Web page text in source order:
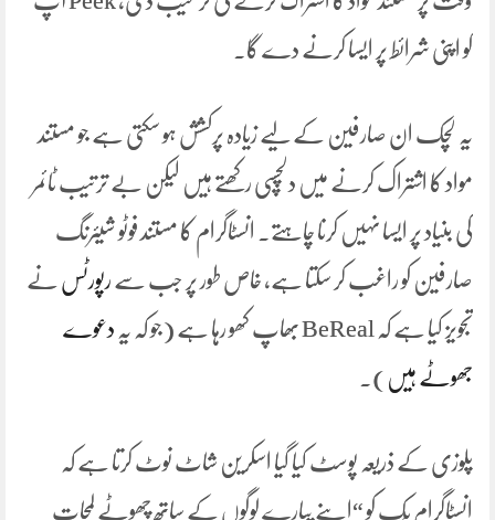
کو اپنی شرائط پر ایسا کرنے دے گا۔
یہ لچک ان صارفین کے لیے زیادہ پرکشش ہو سکتی ہے جو مستند
مواد کا اشتراک کرنے میں دلچسپی رکھتے ہیں لیکن بے ترتیب ٹائمر
کی بنیاد پر ایسا نہیں کرنا چاہتے۔ انسٹاگرام کا مستند فوٹو شیئرنگ
صارفین کو راغب کر سکتا ہے، خاص طور پر جب سے رپورٹس نے
تجویز کیا ہے کہ BeReal بھاپ کھو رہا ہے (جو کہ یہ دعوے
جھوٹے ہیں )۔
پلوزی کے ذریعہ پوسٹ کیا گیا اسکرین شاٹ نوٹ کرتا ہے کہ
انسٹاگرام پِک کو “اپنے پیارے لوگوں کے ساتھ چھوٹے لمحات